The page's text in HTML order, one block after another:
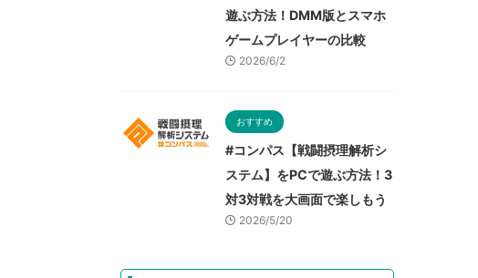
遊ぶ方法！DMM版とスマホ
ゲームプレイヤーの比較
2026/6/2
おすすめ
#コンパス【戦闘摂理解析シ
ステム】をPCで遊ぶ方法！3
対3対戦を大画面で楽しもう
2026/5/20